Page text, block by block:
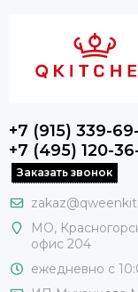
+7 (915) 339-
+7 (495) 120-
Заказать звонок
МО,
офис 204
ежедневно с